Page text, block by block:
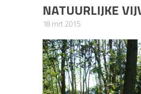
NATUURLIJKE
18 mrt 2015